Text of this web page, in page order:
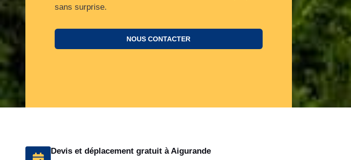
sans surprise.
NOUS CONTACTER
Devis et déplacement gratuit à Aigurande